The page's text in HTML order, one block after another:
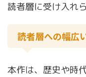
読者層に受け入れ
読者層への幅広
本作は、歴史や時